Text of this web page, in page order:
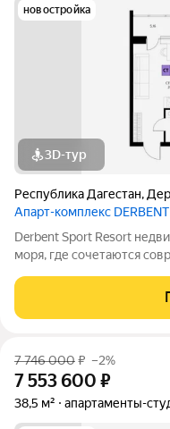
новостройка
3D-тур
Республика Дагестан,
Апарт-комплекс DERBENT
Derbent Sport Resort недвижимость на берегу Каспийского
моря, где сочетаются
учитывают все
7 746 000₽ –2%
7 553 600 ₽
38,5 м² апартаменты-